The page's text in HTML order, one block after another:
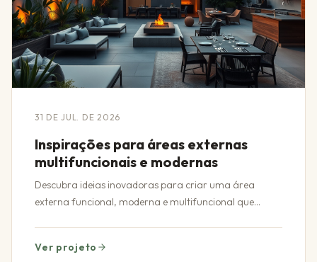
31 DE JUL. DE 2026
Inspirações para áreas externas
multifuncionais e modernas
Descubra ideias inovadoras para criar uma área
externa funcional, moderna e multifuncional que
Ver projeto